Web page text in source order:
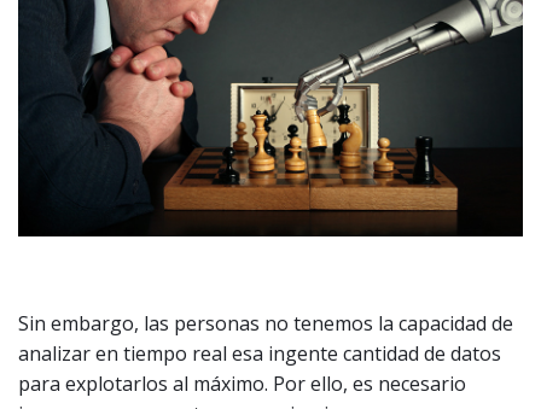
Sin embargo, las personas no tenemos la capacidad de
analizar en tiempo real esa ingente cantidad de datos
para explotarlos al máximo. Por ello, es necesario